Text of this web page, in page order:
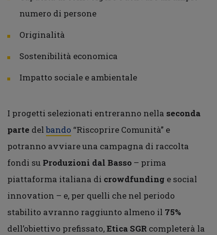
numero di persone
Originalità
Sostenibilità economica
Impatto sociale e ambientale
I progetti selezionati entreranno nella seconda
parte delbando “Riscoprire Comunità” e
potranno avviare una campagna di raccolta
fondi su Produzioni dal Basso – prima
piattaforma italiana di crowdfunding e social
innovation – e, per quelli che nel periodo
stabilito avranno raggiunto almeno il 75%
dell’obiettivo prefissato,Etica SGR completerà la